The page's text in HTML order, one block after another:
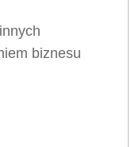
biznesu